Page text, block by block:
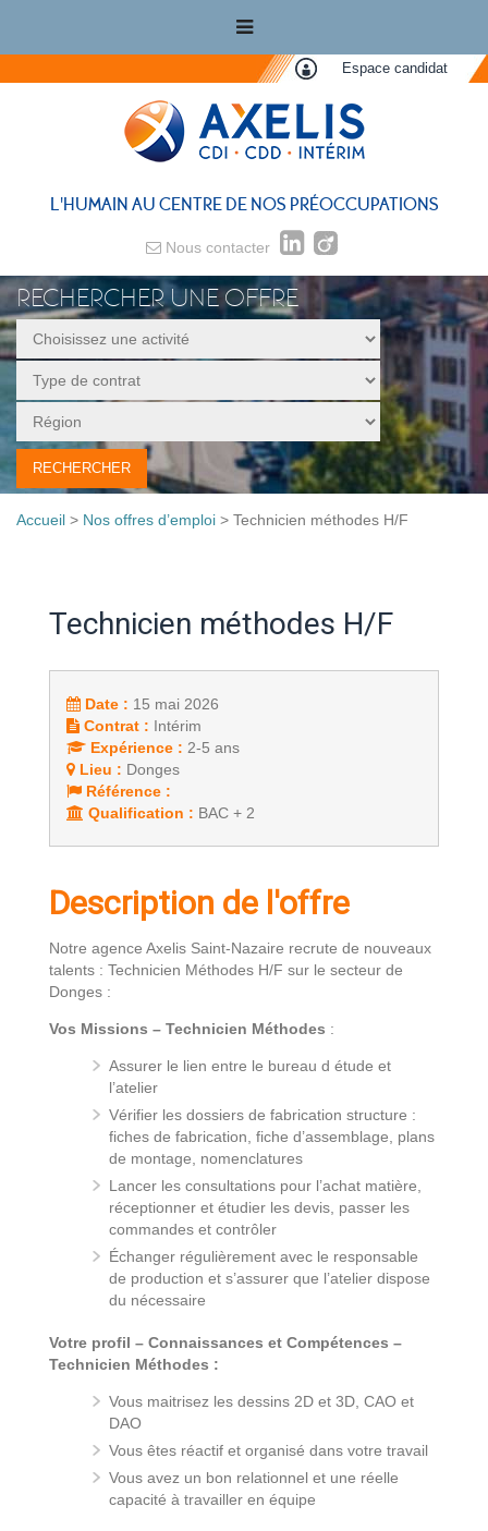
Espace candidat
L'HUMAIN AU CENTRE DE NOS PRÉOCCUPATIONS
Nous contacter
RECHERCHER UNE OFFRE
Accueil > Nos offres d’emploi > Technicien méthodes H/F
Technicien méthodes H/F
Date : 15 mai 2026
Contrat : Intérim
Expérience : 2-5 ans
Lieu : Donges
Référence :
Qualification : BAC + 2
Description de l'offre
Notre agence Axelis Saint-Nazaire recrute de nouveaux
talents : Technicien Méthodes H/F sur le secteur de
Donges :
Vos Missions – Technicien Méthodes :
Assurer le lien entre le bureau d étude et
l’atelier
Vérifier les dossiers de fabrication structure :
fiches de fabrication, fiche d’assemblage, plans
de montage, nomenclatures
Lancer les consultations pour l’achat matière,
réceptionner et étudier les devis, passer les
commandes et contrôler
Échanger régulièrement avec le responsable
de production et s’assurer que l’atelier dispose
du nécessaire
Votre profil – Connaissances et Compétences –
Technicien Méthodes :
Vous maitrisez les dessins 2D et 3D, CAO et
DAO
Vous êtes réactif et organisé dans votre travail
Vous avez un bon relationnel et une réelle
capacité à travailler en équipe